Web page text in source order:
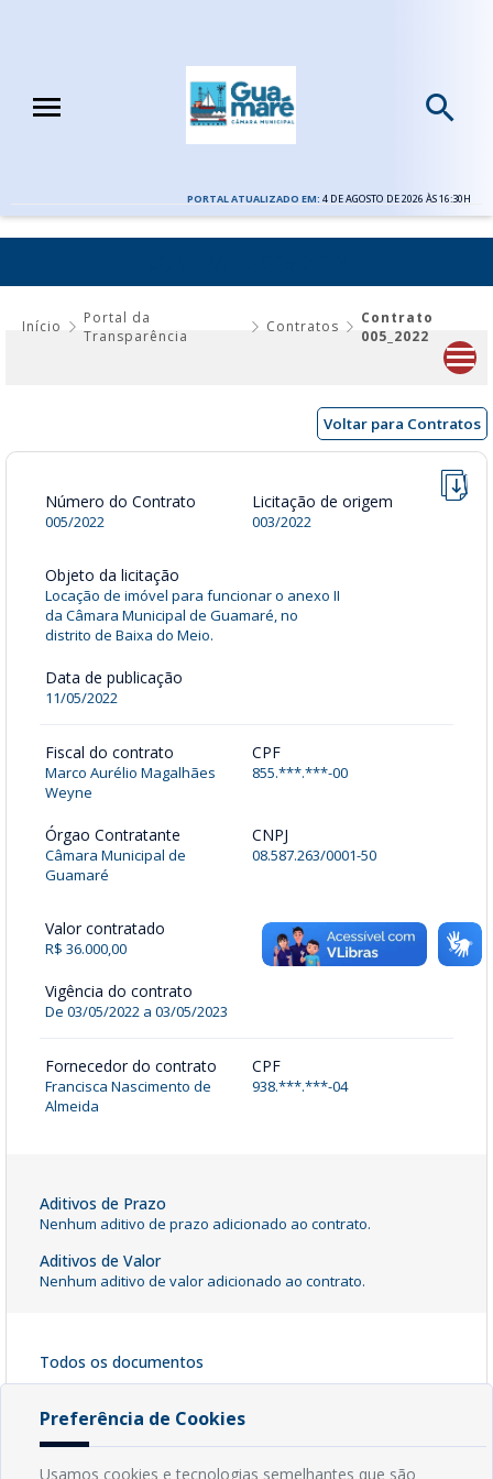
PORTAL ATUALIZADO EM: 4 DE AGOSTO DE 2026 ÀS 16:30H
Início
Portal da
Transparência
Contratos
Contrato
005_2022
Voltar para Contratos
Número do Contrato
005/2022
Licitação de origem
003/2022
Objeto da licitação
Locação de imóvel para funcionar o anexo II
da Câmara Municipal de Guamaré, no
distrito de Baixa do Meio.
Data de publicação
11/05/2022
Fiscal do contrato
Marco Aurélio Magalhães
Weyne
CPF
855.***.***-00
Órgao Contratante
Câmara Municipal de
Guamaré
CNPJ
08.587.263/0001-50
Valor contratado
R$ 36.000,00
Vigência do contrato
De 03/05/2022 a 03/05/2023
Fornecedor do contrato
Francisca Nascimento de
Almeida
CPF
938.***.***-04
Aditivos de Prazo
Nenhum aditivo de prazo adicionado ao contrato.
Aditivos de Valor
Nenhum aditivo de valor adicionado ao contrato.
Todos os documentos
Baixar Arquivo
Preferência de Cookies
Usamos cookies e tecnologias semelhantes que são